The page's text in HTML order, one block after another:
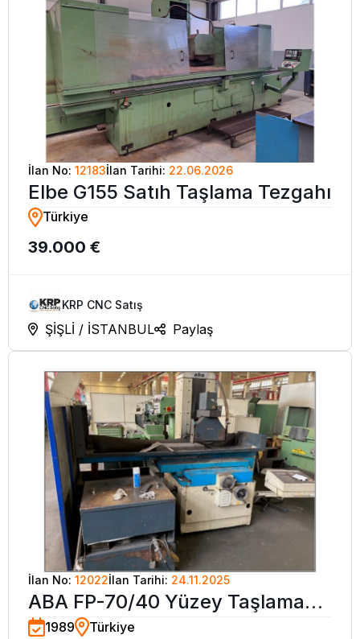
İlan No: 12183İlan Tarihi: 22.06.2026
Elbe G155 Satıh Taşlama Tezgahı
Türkiye
39.000 €
KRP CNC Satış
ŞİŞLİ / İSTANBUL Paylaş
İlan No: 12022İlan Tarihi: 24.11.2025
ABA FP-70/40 Yüzey Taşlama
Tezgahı
1989 Türkiye